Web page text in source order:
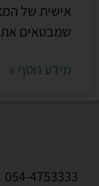
אישית של
שמבטאים את
מידע נוסף »
054-4753333